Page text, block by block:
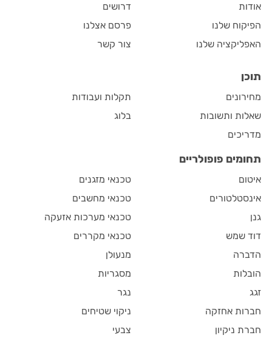
אודות
הפיקוח שלנו
האפליקציה שלנו
דרושים
פרסם אצלנו
צור קשר
תוכן
מחירונים
שאלות ותשובות
מדריכים
תקלות ועבודות
בלוג
תחומים פופולריים
איטום
אינסטלטורים
גנן
דוד שמש
הדברה
הובלות
זגג
חברות אחזקה
חברת ניקיון
טכנאי מזגנים
טכנאי מחשבים
טכנאי מערכות אזעקה
טכנאי מקררים
מנעולן
מסגריות
נגר
ניקוי שטיחים
צבעי